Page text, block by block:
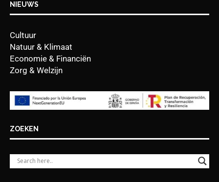
NIEUWS
Cultuur
Natuur & Klimaat
Economie & Financiën
Zorg & Welzijn
ZOEKEN